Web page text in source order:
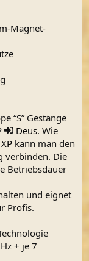
Magnet-
“S” Gestänge
Deus. Wie
XP kann man den
verbinden. Die
Betriebsdauer
und eignet
Profis.
+ je 7